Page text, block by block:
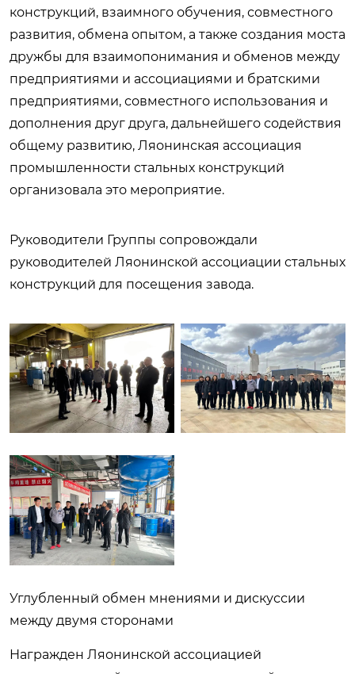
конструкций, взаимного обучения, совместного
развития, обмена опытом, а также создания моста
дружбы для взаимопонимания и обменов между
предприятиями и ассоциациями и братскими
предприятиями, совместного использования и
дополнения друг друга, дальнейшего содействия
общему развитию, Ляонинская ассоциация
промышленности стальных конструкций
организовала это мероприятие.
Руководители Группы сопровождали
руководителей Ляонинской ассоциации стальных
конструкций для посещения завода.
Углубленный обмен мнениями и дискуссии
между двумя сторонами
Награжден Ляонинской ассоциацией